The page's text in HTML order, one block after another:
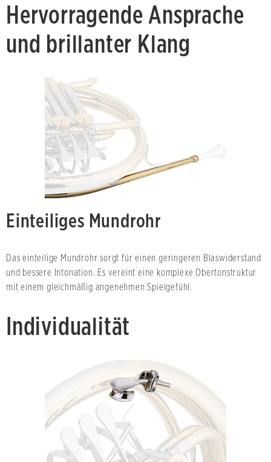
Hervorragende Ansprache
und brillanter Klang
Einteiliges Mundrohr
Das einteilige Mundrohr sorgt für einen geringeren Blaswiderstand
und bessere Intonation. Es vereint eine komplexe Obertonstruktur
mit einem gleichmäßig angenehmen Spielgefühl.
Individualität